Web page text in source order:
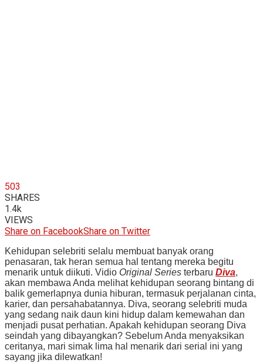
503
SHARES
1.4k
VIEWS
Share on FacebookShare on Twitter
Kehidupan selebriti selalu membuat banyak orang
penasaran, tak heran semua hal tentang mereka begitu
menarik untuk diikuti. Vidio Original Series terbaru Diva,
akan membawa Anda melihat kehidupan seorang bintang di
balik gemerlapnya dunia hiburan, termasuk perjalanan cinta,
karier, dan persahabatannya. Diva, seorang selebriti muda
yang sedang naik daun kini hidup dalam kemewahan dan
menjadi pusat perhatian. Apakah kehidupan seorang Diva
seindah yang dibayangkan? Sebelum Anda menyaksikan
ceritanya, mari simak lima hal menarik dari serial ini yang
sayang jika dilewatkan!